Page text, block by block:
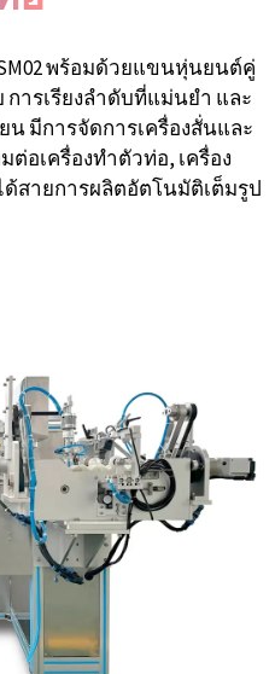
พร้อมด้วยแขนหุ่นยนต์คู่
ารเรียงลำดับที่แม่นยำ และ
มีการจัดการเครื่องสั่นและ
อเครื่องทำตัวท่อ, เครื่อง
ด้สายการผลิตอัตโนมัติเต็มรูป